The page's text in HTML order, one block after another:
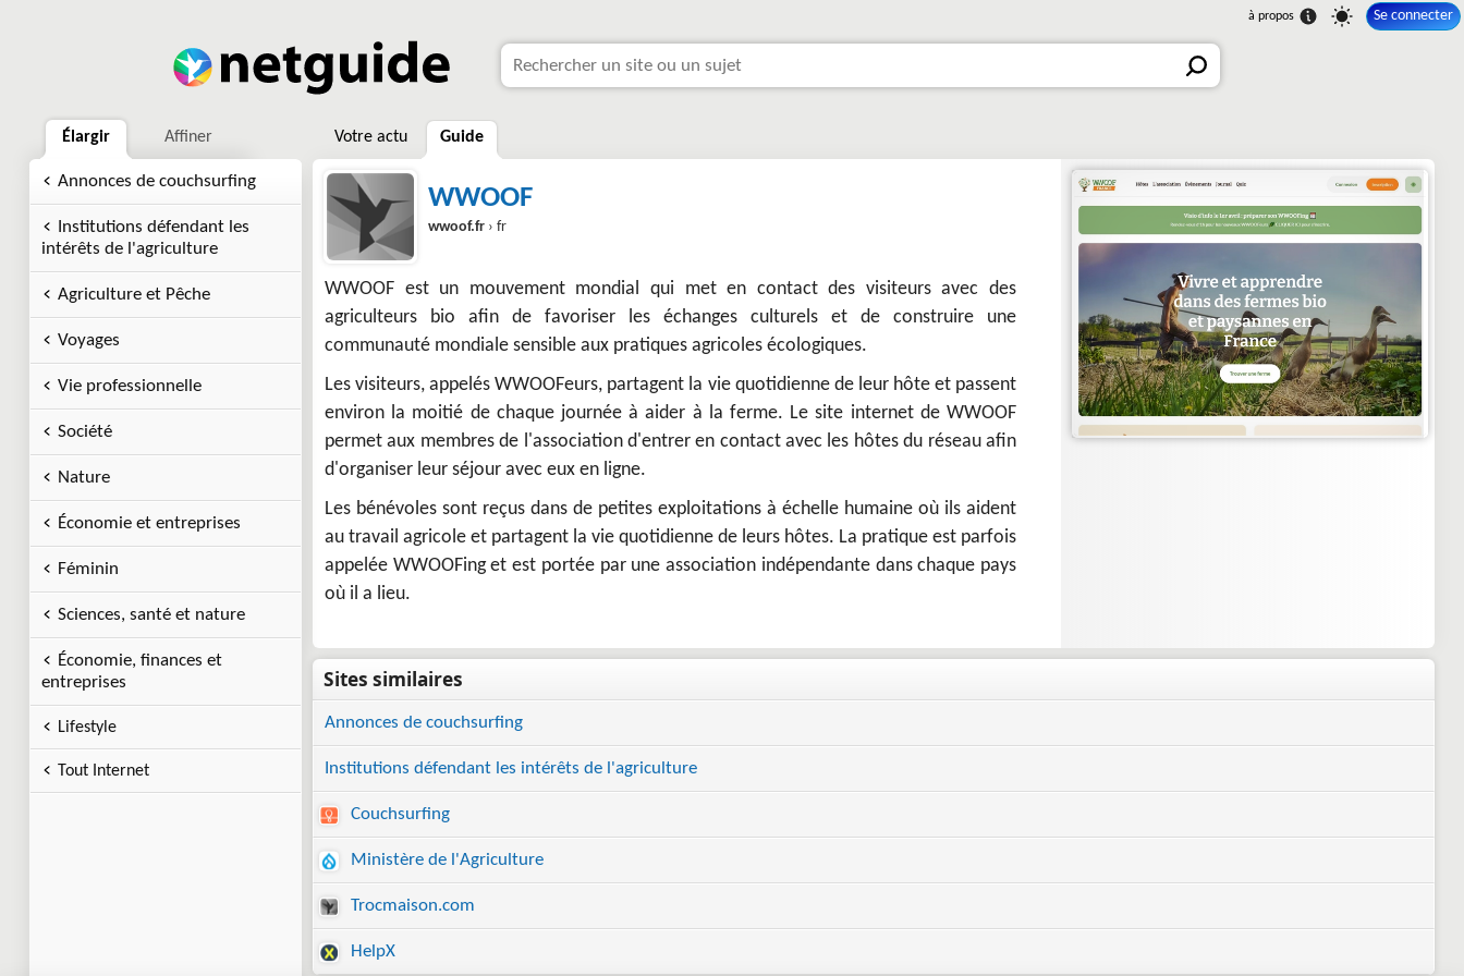
Se connecter
Élargir Affiner
Annonces de couchsurfing
Institutions défendant les
intérêts de l'agriculture
Agriculture et Pêche
Voyages
Vie professionnelle
Société
Nature
Économie et entreprises
Féminin
Sciences, santé et nature
Économie, finances et
entreprises
Lifestyle
Tout Internet
Votre actu Guide
WWOOF
wwoof.fr › fr
WWOOF est un mouvement mondial qui met en contact des visiteurs avec des
agriculteurs bio afin de favoriser les échanges culturels et de construire une
communauté mondiale sensible aux pratiques agricoles écologiques.
Les visiteurs, appelés WWOOFeurs, partagent la vie quotidienne de leur hôte et passent
environ la moitié de chaque journée à aider à la ferme. Le site internet de WWOOF
permet aux membres de l'association d'entrer en contact avec les hôtes du réseau afin
d'organiser leur séjour avec eux en ligne.
Les bénévoles sont reçus dans de petites exploitations à échelle humaine où ils aident
au travail agricole et partagent la vie quotidienne de leurs hôtes. La pratique est parfois
appelée WWOOFing et est portée par une association indépendante dans chaque pays
où il a lieu.
Annonces de couchsurfing
Institutions défendant les intérêts de l'agriculture
Couchsurfing
Ministère de l'Agriculture
Trocmaison.com
HelpX